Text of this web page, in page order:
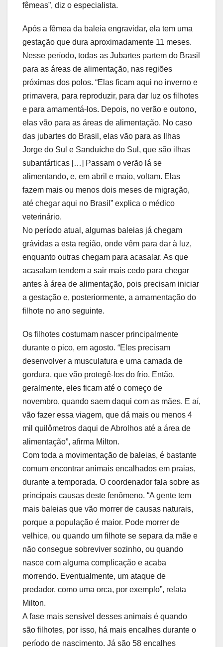
fêmeas”, diz o especialista.
Após a fêmea da baleia engravidar, ela tem uma
gestação que dura aproximadamente 11 meses.
Nesse período, todas as Jubartes partem do Brasil
para as áreas de alimentação, nas regiões
próximas dos polos. “Elas ficam aqui no inverno e
primavera, para reproduzir, para dar luz os filhotes
e para amamentá-los. Depois, no verão e outono,
elas vão para as áreas de alimentação. No caso
das jubartes do Brasil, elas vão para as Ilhas
Jorge do Sul e Sanduíche do Sul, que são ilhas
subantárticas […] Passam o verão lá se
alimentando, e, em abril e maio, voltam. Elas
fazem mais ou menos dois meses de migração,
até chegar aqui no Brasil” explica o médico
veterinário.
No período atual, algumas baleias já chegam
grávidas a esta região, onde vêm para dar à luz,
enquanto outras chegam para acasalar. As que
acasalam tendem a sair mais cedo para chegar
antes à área de alimentação, pois precisam iniciar
a gestação e, posteriormente, a amamentação do
filhote no ano seguinte.
Os filhotes costumam nascer principalmente
durante o pico, em agosto. “Eles precisam
desenvolver a musculatura e uma camada de
gordura, que vão protegê-los do frio. Então,
geralmente, eles ficam até o começo de
novembro, quando saem daqui com as mães. E aí,
vão fazer essa viagem, que dá mais ou menos 4
mil quilômetros daqui de Abrolhos até a área de
alimentação”, afirma Milton.
Com toda a movimentação de baleias, é bastante
comum encontrar animais encalhados em praias,
durante a temporada. O coordenador fala sobre as
principais causas deste fenômeno. “A gente tem
mais baleias que vão morrer de causas naturais,
porque a população é maior. Pode morrer de
velhice, ou quando um filhote se separa da mãe e
não consegue sobreviver sozinho, ou quando
nasce com alguma complicação e acaba
morrendo. Eventualmente, um ataque de
predador, como uma orca, por exemplo”, relata
Milton.
A fase mais sensível desses animais é quando
são filhotes, por isso, há mais encalhes durante o
período de nascimento. Já são 58 encalhes